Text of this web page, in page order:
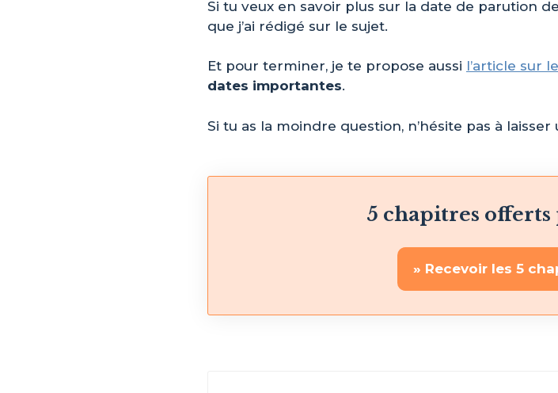
Si tu veux en savoir plus sur la date de parution
que j’ai rédigé sur le sujet.
Et pour terminer, je te propose aussi l’article sur
dates importantes.
Si tu as la moindre question, n’hésite pas à
5 chapitres offerts
» Recevoir les 5